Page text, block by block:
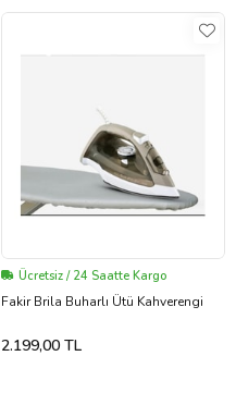
Ücretsiz / 24 Saatte Kargo
Fakir Brila Buharlı Ütü Kahverengi
2.199,00 TL